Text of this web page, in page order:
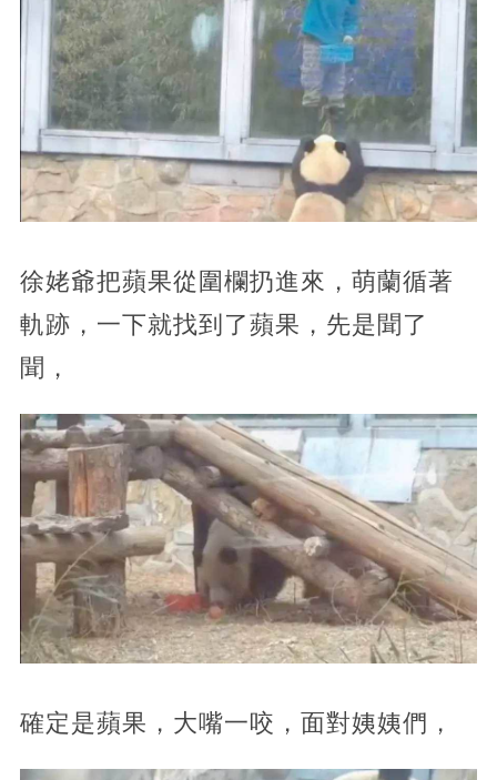
徐姥爺把蘋果從圍欄扔進來，萌蘭循著
軌跡，一下就找到了蘋果，先是聞了
聞，
確定是蘋果，大嘴一咬，面對姨姨們，